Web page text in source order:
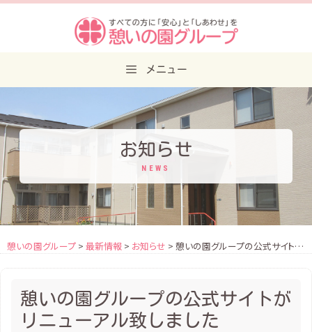
メニュー
お知らせ
NEWS
憩いの園グループ > 最新情報 > お知らせ > 憩いの園グループの公式サイトがリニューアル致しました
憩いの園グループの公式サイトが
リニューアル致しました